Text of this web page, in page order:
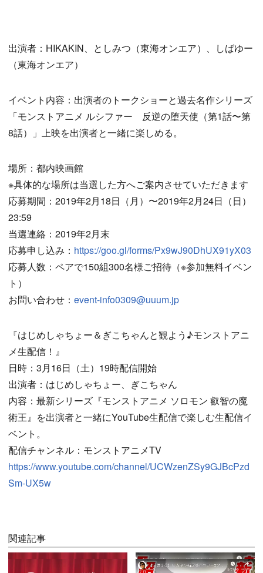
出演者：HIKAKIN、としみつ（東海オンエア）、しばゆー
（東海オンエア）
イベント内容：出演者のトークショーと過去名作シリーズ
「モンストアニメ ルシファー 反逆の堕天使（第1話〜第
8話）」上映を出演者と一緒に楽しめる。
場所：都内映画館
※具体的な場所は当選した方へご案内させていただきます
応募期間：2019年2月18日（月）〜2019年2月24日（日）
23:59
当選連絡：2019年2月末
応募申し込み： https://goo.gl/forms/Px9wJ90DhUX91yX03
応募人数：ペアで150組300名様ご招待（※参加無料イベン
ト）
お問い合わせ： event-info0309@uuum.jp
『はじめしゃちょー＆ぎこちゃんと観よう♪モンストアニ
メ生配信！』
日時：3月16日（土）19時配信開始
出演者：はじめしゃちょー、ぎこちゃん
内容：最新シリーズ『モンストアニメ ソロモン 叡智の魔
術王』を出演者と一緒にYouTube生配信で楽しむ生配信イ
ベント。
配信チャンネル：モンストアニメTV
https://www.youtube.com/channel/UCWzenZSy9GJBcPzd
Sm-UX5w
関連記事